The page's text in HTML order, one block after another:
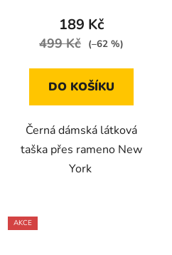
189 Kč
499 Kč (–62 %)
DO KOŠÍKU
Černá dámská látková
taška přes rameno New
York
AKCE